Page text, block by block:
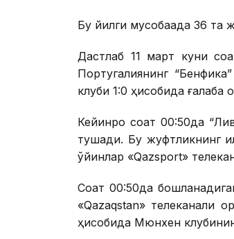
Бу йилги мусобақада 36 та
Дастлаб 11 март куни
Португалиянинг
клуби 1:0 ҳисобида ғалаба
Кейинроқ соат 00:50да
тушади. Бу жуфтликнинг
ўйинлар «Qazsport»
Соат 00:50да
«Qazaqstan» телеканали
ҳисобида Мюнхен